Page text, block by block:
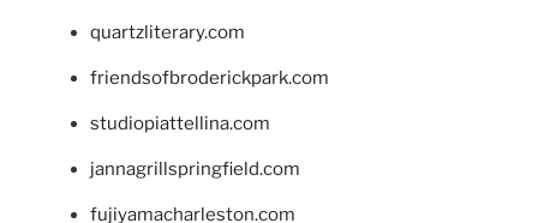
quartzliterary.com
friendsofbroderickpark.com
studiopiattellina.com
jannagrillspringfield.com
fujiyamacharleston.com